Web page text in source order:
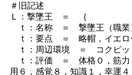
＃旧記述
Ｌ：撃墜王 ＝ ｛
ｔ：名称 ＝ 撃墜王（職業
ｔ：要点 ＝ 略帽，イエロ
ｔ：周辺環境 ＝ コクピッ
ｔ：評価 ＝ 体格０，筋力
用６，感覚８，知識１，幸運４